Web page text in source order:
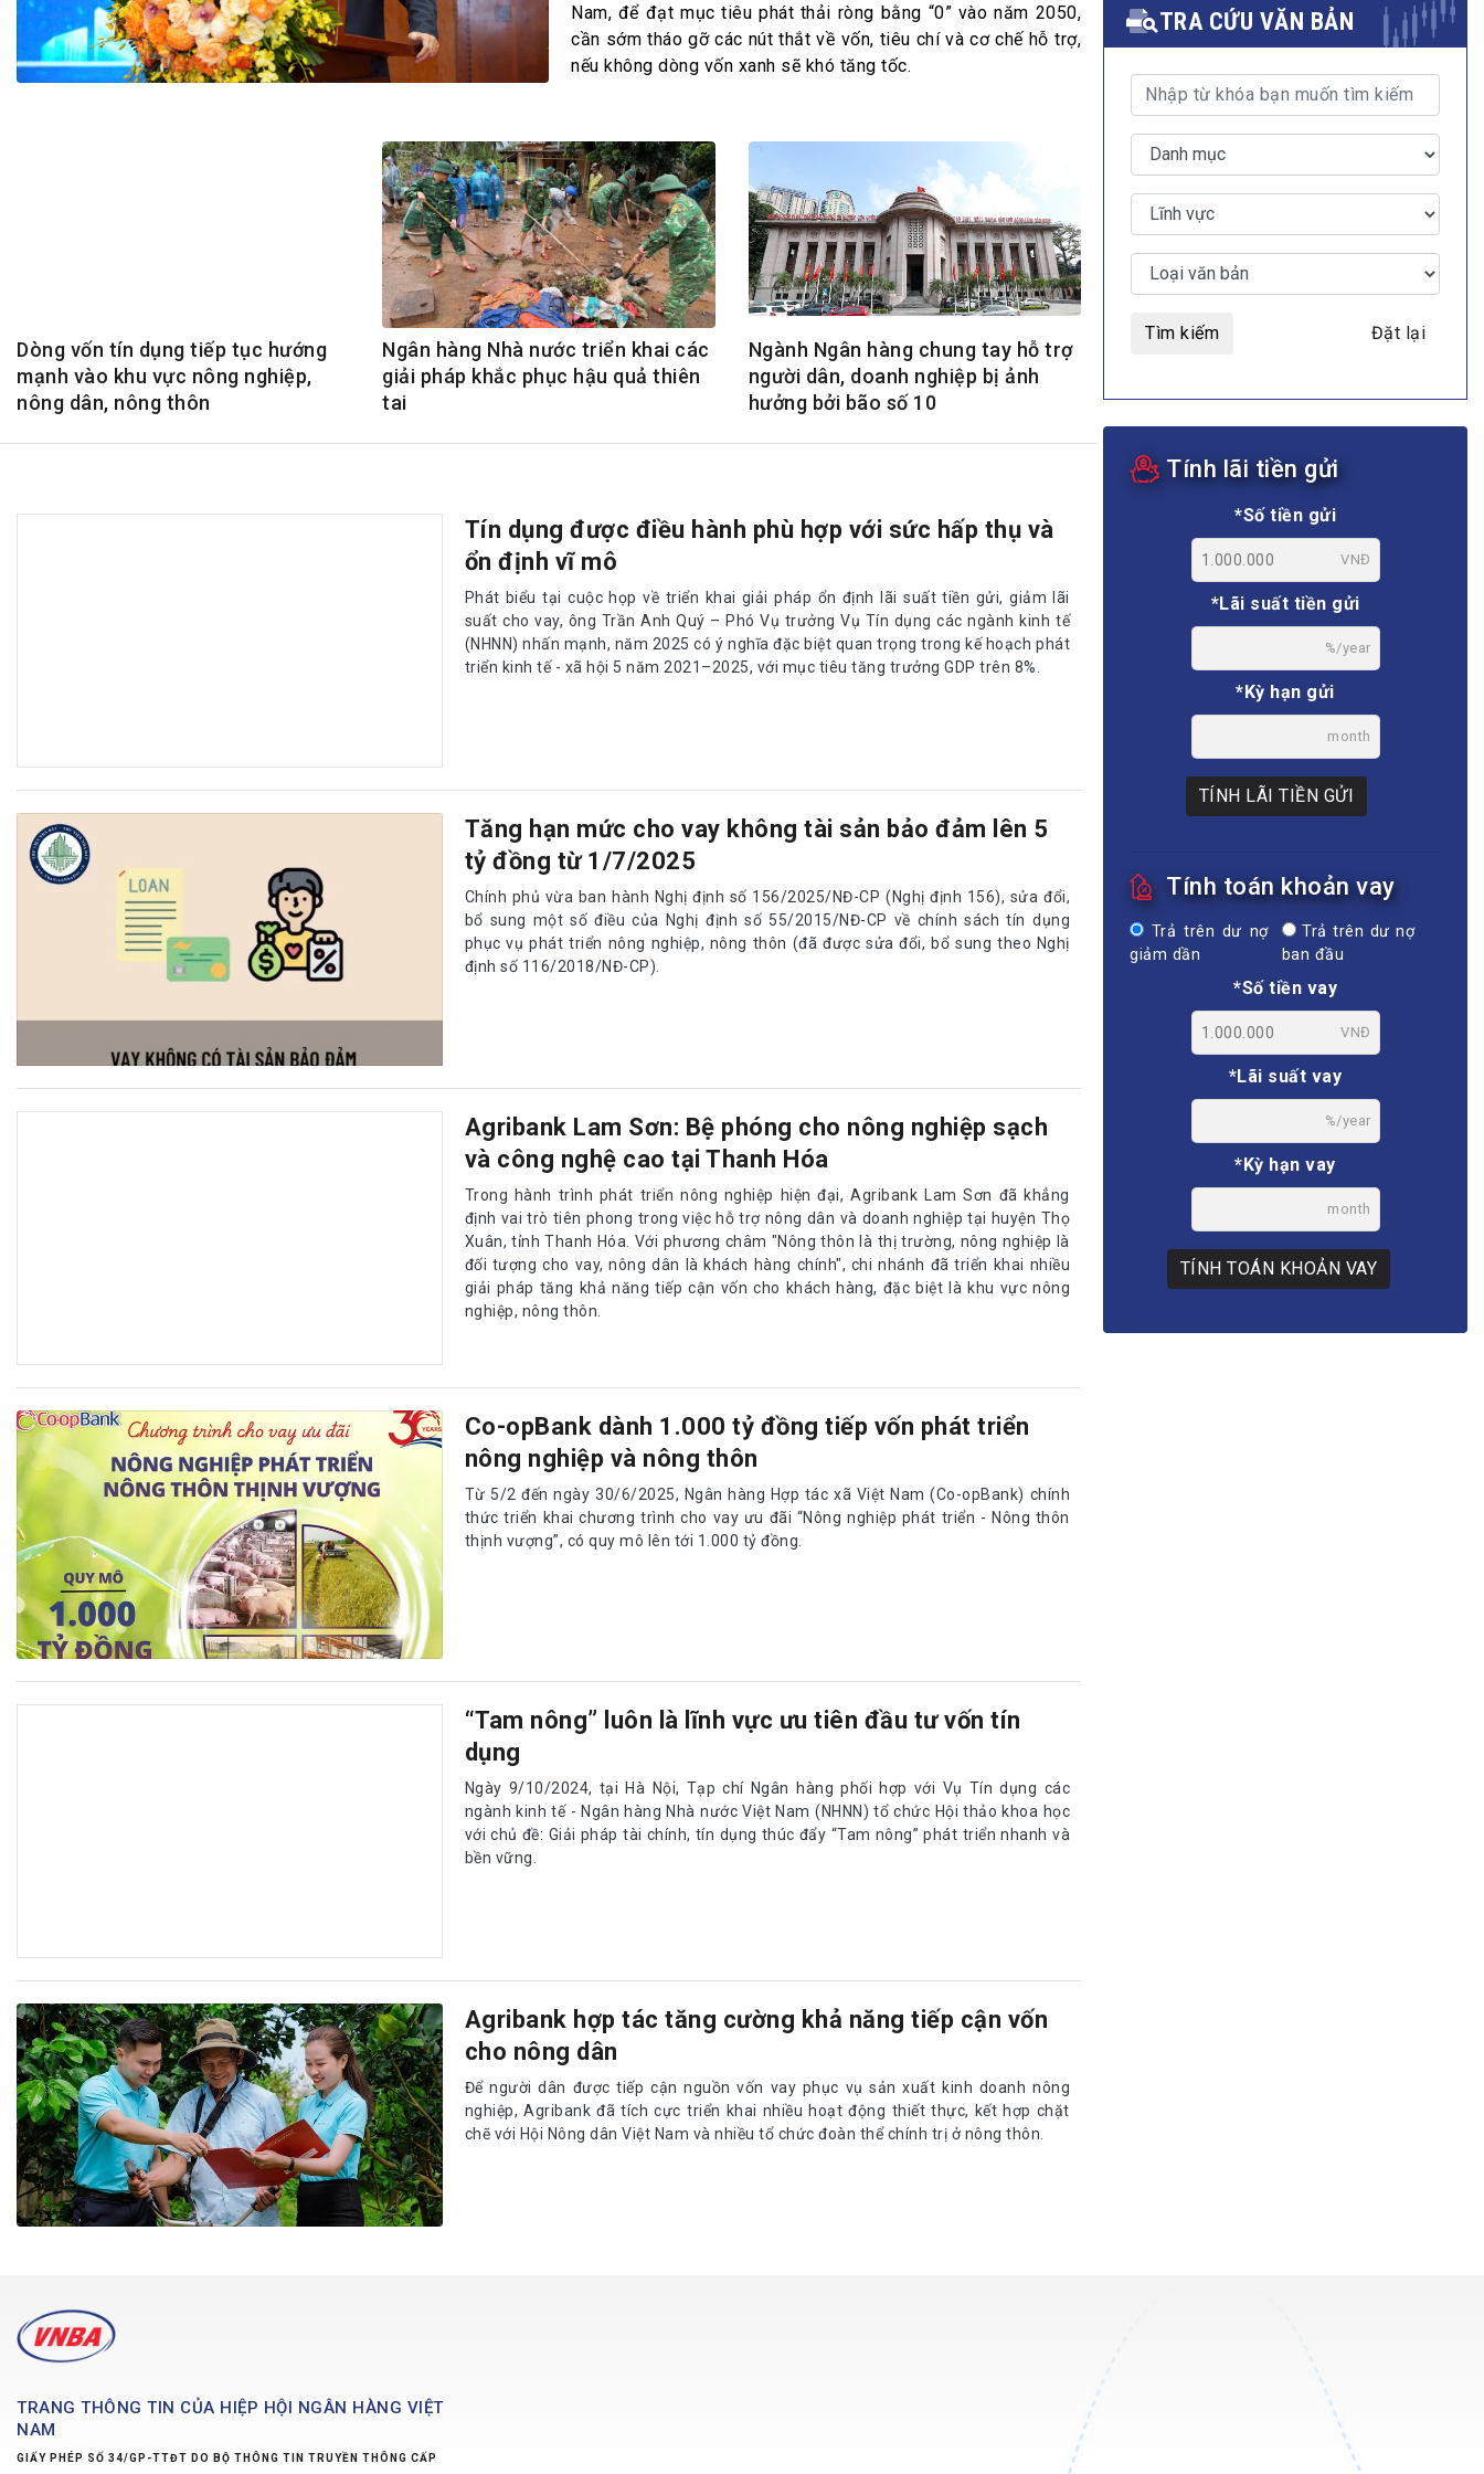
Bộ Chuẩn mực Đạo đức nghề nghiệp
Đối tác
Đấu giá tài sản
Thanh toán –Thẻ
Cơ hội việc làm
ĐẤU GIÁ TÀI SẢN TUYỂN DỤNG
MULTIMEDIA
Video
E-magazines
Nam, để đạt mục tiêu phát thải ròng bằng “0” vào năm 2050,
cần sớm tháo gỡ các nút thắt về vốn, tiêu chí và cơ chế hỗ trợ,
nếu không dòng vốn xanh sẽ khó tăng tốc.
Dòng vốn tín dụng tiếp tục hướng
mạnh vào khu vực nông nghiệp,
nông dân, nông thôn
Ngân hàng Nhà nước triển khai các
giải pháp khắc phục hậu quả thiên
tai
Ngành Ngân hàng chung tay hỗ trợ
người dân, doanh nghiệp bị ảnh
hưởng bởi bão số 10
Tín dụng được điều hành phù hợp với sức hấp thụ và
ổn định vĩ mô
Phát biểu tại cuộc họp về triển khai giải pháp ổn định lãi suất tiền gửi, giảm lãi
suất cho vay, ông Trần Anh Quý – Phó Vụ trưởng Vụ Tín dụng các ngành kinh tế
(NHNN) nhấn mạnh, năm 2025 có ý nghĩa đặc biệt quan trọng trong kế hoạch phát
triển kinh tế - xã hội 5 năm 2021–2025, với mục tiêu tăng trưởng GDP trên 8%.
Tăng hạn mức cho vay không tài sản bảo đảm lên 5
tỷ đồng từ 1/7/2025
Chính phủ vừa ban hành Nghị định số 156/2025/NĐ-CP (Nghị định 156), sửa đổi,
bổ sung một số điều của Nghị định số 55/2015/NĐ-CP về chính sách tín dụng
phục vụ phát triển nông nghiệp, nông thôn (đã được sửa đổi, bổ sung theo Nghị
định số 116/2018/NĐ-CP).
Agribank Lam Sơn: Bệ phóng cho nông nghiệp sạch
và công nghệ cao tại Thanh Hóa
Trong hành trình phát triển nông nghiệp hiện đại, Agribank Lam Sơn đã khẳng
định vai trò tiên phong trong việc hỗ trợ nông dân và doanh nghiệp tại huyện Thọ
Xuân, tỉnh Thanh Hóa. Với phương châm "Nông thôn là thị trường, nông nghiệp là
đối tượng cho vay, nông dân là khách hàng chính", chi nhánh đã triển khai nhiều
giải pháp tăng khả năng tiếp cận vốn cho khách hàng, đặc biệt là khu vực nông
nghiệp, nông thôn.
Co-opBank dành 1.000 tỷ đồng tiếp vốn phát triển
nông nghiệp và nông thôn
Từ 5/2 đến ngày 30/6/2025, Ngân hàng Hợp tác xã Việt Nam (Co-opBank) chính
thức triển khai chương trình cho vay ưu đãi “Nông nghiệp phát triển - Nông thôn
thịnh vượng”, có quy mô lên tới 1.000 tỷ đồng.
“Tam nông” luôn là lĩnh vực ưu tiên đầu tư vốn tín
dụng
Ngày 9/10/2024, tại Hà Nội, Tạp chí Ngân hàng phối hợp với Vụ Tín dụng các
ngành kinh tế - Ngân hàng Nhà nước Việt Nam (NHNN) tổ chức Hội thảo khoa học
với chủ đề: Giải pháp tài chính, tín dụng thúc đẩy “Tam nông” phát triển nhanh và
bền vững.
Agribank hợp tác tăng cường khả năng tiếp cận vốn
cho nông dân
Để người dân được tiếp cận nguồn vốn vay phục vụ sản xuất kinh doanh nông
nghiệp, Agribank đã tích cực triển khai nhiều hoạt động thiết thực, kết hợp chặt
chẽ với Hội Nông dân Việt Nam và nhiều tổ chức đoàn thể chính trị ở nông thôn.
TRA CỨU VĂN BẢN
Tìm kiếm Đặt lại
Tính lãi tiền gửi
*Số tiền gửi
VNĐ
*Lãi suất tiền gửi
%/year
*Kỳ hạn gửi
month
TÍNH LÃI TIỀN GỬI
Tính toán khoản vay
Trả trên dư nợ
giảm dần
Trả trên dư nợ
ban đầu
*Số tiền vay
VNĐ
*Lãi suất vay
%/year
*Kỳ hạn vay
month
TÍNH TOÁN KHOẢN VAY
TRANG THÔNG TIN CỦA HIỆP HỘI NGÂN HÀNG VIỆT
NAM
GIẤY PHÉP SỐ 34/GP-TTĐT DO BỘ THÔNG TIN TRUYỀN THÔNG CẤP